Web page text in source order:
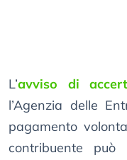
L’avviso di
l’Agenzia delle
pagamento
contribuente